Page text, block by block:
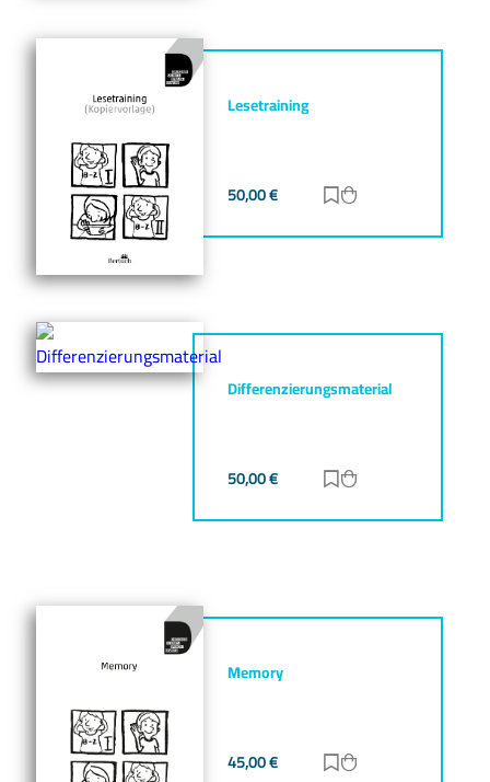
Lesetraining
50,00€ Zur Merkliste
Differenzierungsmaterial
50,00€ Zur Merkliste
Memory
45,00€ Zur Merkliste